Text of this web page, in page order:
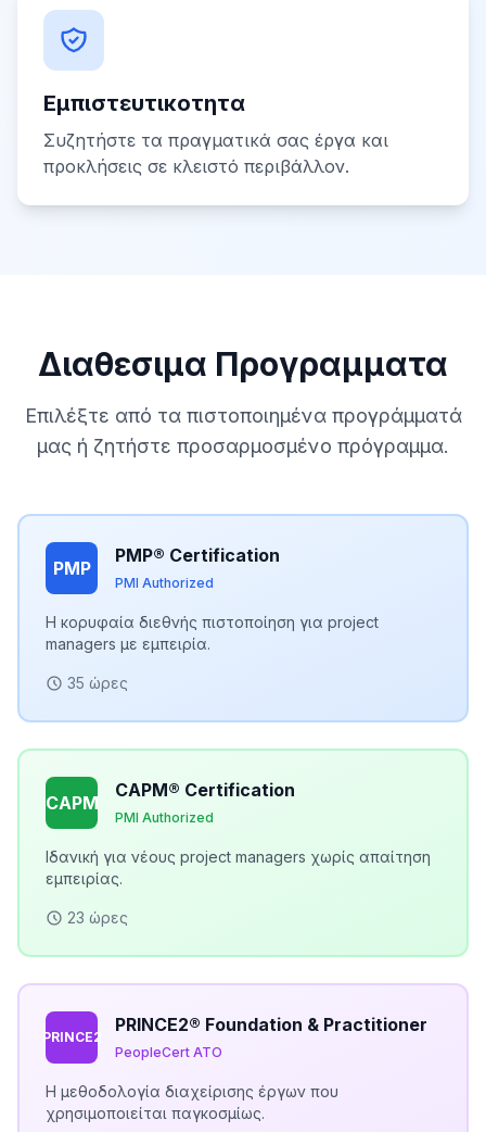
Εμπιστευτικοτητα
Συζητήστε τα πραγματικά σας έργα και
προκλήσεις σε κλειστό περιβάλλον.
Διαθεσιμα Προγραμματα
Επιλέξτε από τα πιστοποιημένα προγράμματά
μας ή ζητήστε προσαρμοσμένο πρόγραμμα.
PMP
PMP® Certification
PMI Authorized
Η κορυφαία διεθνής πιστοποίηση για project
managers με εμπειρία.
35 ώρες
CAPM
CAPM® Certification
PMI Authorized
Ιδανική για νέους project managers χωρίς απαίτηση
εμπειρίας.
23 ώρες
PRINCE2
PRINCE2® Foundation & Practitioner
PeopleCert ATO
Η μεθοδολογία διαχείρισης έργων που
χρησιμοποιείται παγκοσμίως.